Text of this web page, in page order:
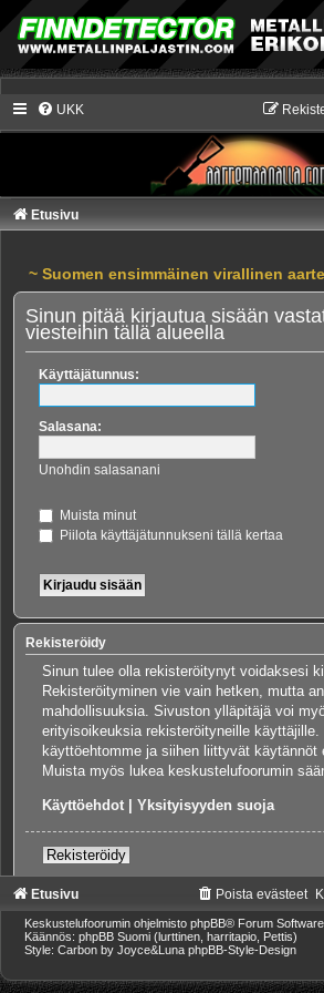
UKK
Etusivu
~ Suomen ensimmäinen virallinen
Sinun pitää kirjautua sisään
viesteihin tällä alueella
Käyttäjätunnus:
Salasana:
Unohdin salasanani
Muista minut
Piilota käyttäjätunnukseni tällä kertaa
Rekisteröidy
Sinun tulee olla rekisteröitynyt voidaksesi
Rekisteröityminen vie vain hetken, mutta
mahdollisuuksia. Sivuston ylläpitäjä voi
erityisoikeuksia rekisteröityneille käyttäjille.
käyttöehtomme ja siihen liittyvät käytännöt
Muista myös lukea keskustelufoorumin
Käyttöehdot| Yksityisyyden suoja
Rekisteröidy
Etusivu Poista evästeet
Keskustelufoorumin ohjelmisto phpBB® Forum
Käännös: phpBB Suomi (lurttinen, harritapio, Pettis)
Style: Carbon by Joyce&Luna phpBB-Style-Design